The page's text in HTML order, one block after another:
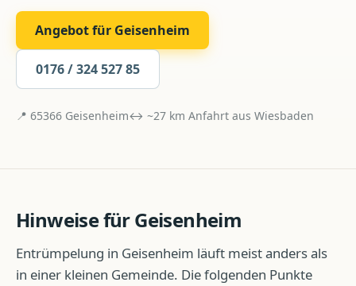
Angebot für Geisenheim
0176 / 324 527 85
📍 65366 Geisenheim↔ ~27 km Anfahrt aus Wiesbaden
Hinweise fürGeisenheim
Entrümpelung in Geisenheim läuft meist anders als
in einer kleinen Gemeinde. Die folgenden Punkte